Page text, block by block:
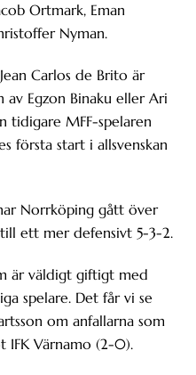
Ortmark, Eman
Nyman.
Carlos de Brito är
Egzon Binaku eller Ari
tidigare MFF-spelaren
första start i allsvenskan
Norrköping gått över
ett mer defensivt 5-3-2.
är väldigt giftigt med
spelare. Det får vi se
om anfallarna som
IFK Värnamo (2-0).